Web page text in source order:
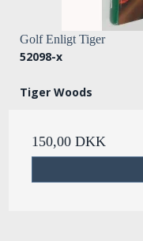
Golf Enligt Tiger
52098-x
Tiger Woods
150,00 DKK